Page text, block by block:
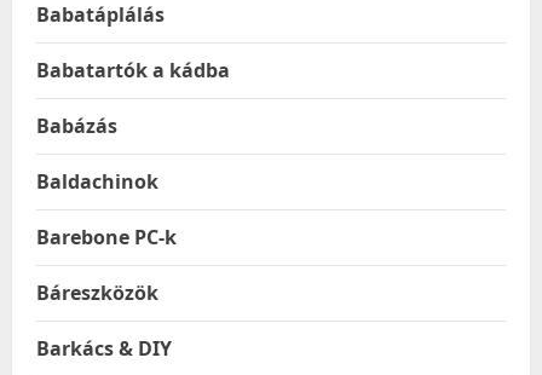
Babatáplálás
Babatartók a kádba
Babázás
Baldachinok
Barebone PC-k
Báreszközök
Barkács & DIY